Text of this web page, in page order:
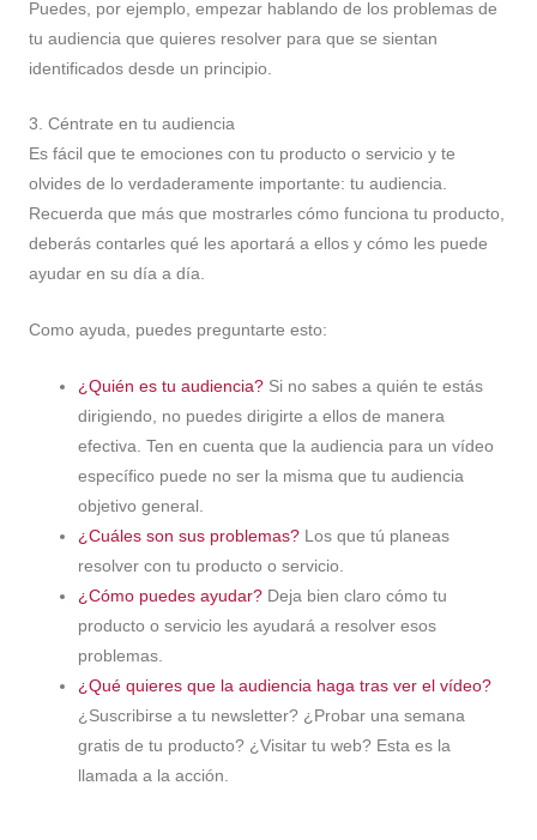
Puedes, por ejemplo, empezar hablando de los problemas de
tu audiencia que quieres resolver para que se sientan
identificados desde un principio.
3. Céntrate en tu audiencia
Es fácil que te emociones con tu producto o servicio y te
olvides de lo verdaderamente importante: tu audiencia.
Recuerda que más que mostrarles cómo funciona tu producto,
deberás contarles qué les aportará a ellos y cómo les puede
ayudar en su día a día.
Como ayuda, puedes preguntarte esto:
¿Quién es tu audiencia?Si no sabes a quién te estás
dirigiendo, no puedes dirigirte a ellos de manera
efectiva. Ten en cuenta que la audiencia para un vídeo
específico puede no ser la misma que tu audiencia
objetivo general.
¿Cuáles son sus problemas?Los que tú planeas
resolver con tu producto o servicio.
¿Cómo puedes ayudar?Deja bien claro cómo tu
producto o servicio les ayudará a resolver esos
problemas.
¿Qué quieres que la audiencia haga tras ver el vídeo?
¿Suscribirse a tu newsletter? ¿Probar una semana
gratis de tu producto? ¿Visitar tu web? Esta es la
llamada a la acción.